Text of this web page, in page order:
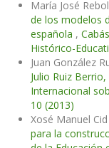
María José
de los modelos
española ,
Histórico-
Juan González
Julio Ruiz
Internacional
10 (2013)
Xosé Manuel
para la